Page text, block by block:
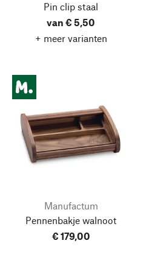
Pin clip staal
van € 5,50
+ meer varianten
Manufactum
Pennenbakje walnoot
€ 179,00